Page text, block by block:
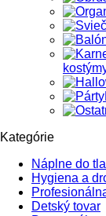
Kategórie
Náplne do
Hygiena a
Detský tovar